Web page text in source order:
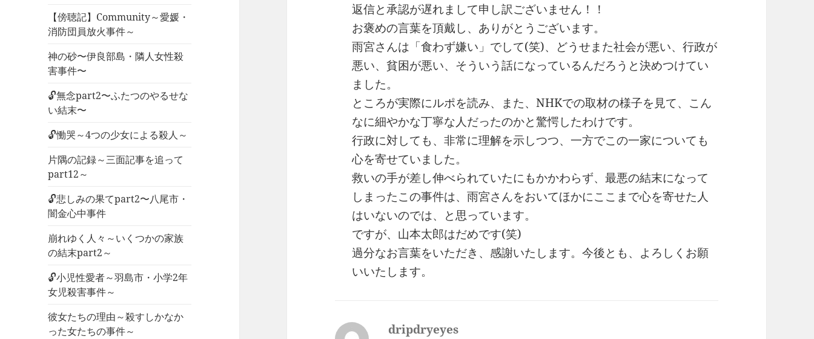
【傍聴記】Community～愛媛・
消防団員放火事件～
神の砂〜伊良部島・隣人女性殺
害事件〜
🔓無念part2〜ふたつのやるせな
い結末〜
🔓慟哭～4つの少女による殺人～
片隅の記録～三面記事を追って
part12～
🔓悲しみの果てpart2〜八尾市・
闇金心中事件
崩れゆく人々～いくつかの家族
の結末part2～
🔓小児性愛者～羽島市・小学2年
女児殺害事件～
彼女たちの理由～殺すしかなか
った女たちの事件～
返信と承認が遅れまして申し訳ございません！！
お褒めの言葉を頂戴し、ありがとうございます。
雨宮さんは「食わず嫌い」でして(笑)、どうせまた社会が悪い、行政が
悪い、貧困が悪い、そういう話になっているんだろうと決めつけてい
ました。
ところが実際にルポを読み、また、NHKでの取材の様子を見て、こん
なに細やかな丁寧な人だったのかと驚愕したわけです。
行政に対しても、非常に理解を示しつつ、一方でこの一家についても
心を寄せていました。
救いの手が差し伸べられていたにもかかわらず、最悪の結末になって
しまったこの事件は、雨宮さんをおいてほかにここまで心を寄せた人
はいないのでは、と思っています。
ですが、山本太郎はだめです(笑)
過分なお言葉をいただき、感謝いたします。今後とも、よろしくお願
いいたします。
dripdryeyes